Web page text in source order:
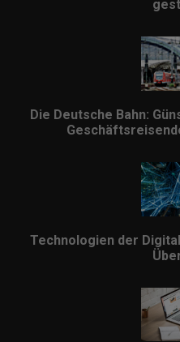
Die Deutsche Bahn:
Technologien der